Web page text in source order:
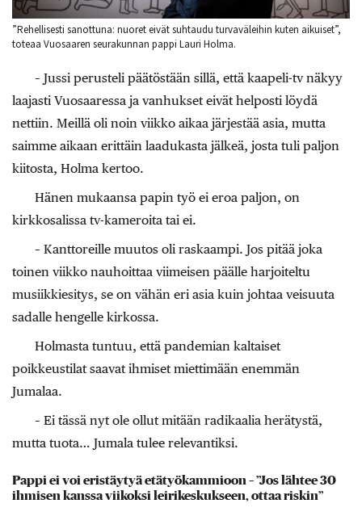
”Rehellisesti sanottuna: nuoret eivät suhtaudu turvaväleihin kuten aikuiset”,
toteaa Vuosaaren seurakunnan pappi Lauri Holma.
– Jussi perusteli päätöstään sillä, että kaapeli-tv näkyy
laajasti Vuosaaressa ja vanhukset eivät helposti löydä
nettiin. Meillä oli noin viikko aikaa järjestää asia, mutta
saimme aikaan erittäin laadukasta jälkeä, josta tuli paljon
kiitosta, Holma kertoo.
Hänen mukaansa papin työ ei eroa paljon, on
kirkkosalissa tv-kameroita tai ei.
– Kanttoreille muutos oli raskaampi. Jos pitää joka
toinen viikko nauhoittaa viimeisen päälle harjoiteltu
musiikkiesitys, se on vähän eri asia kuin johtaa veisuuta
sadalle hengelle kirkossa.
Holmasta tuntuu, että pandemian kaltaiset
poikkeustilat saavat ihmiset miettimään enemmän
Jumalaa.
– Ei tässä nyt ole ollut mitään radikaalia herätystä,
mutta tuota… Jumala tulee relevantiksi.
Pappi ei voi eristäytyä etätyökammioon – ”Jos lähtee 30
ihmisen kanssa viikoksi leirikeskukseen, ottaa riskin”